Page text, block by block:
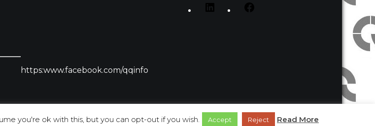
https:www.facebook.com/qqinfo
Proudly Powered by WordPress
you're ok with this, but you can opt-out if you wish. Accept Reject Read More